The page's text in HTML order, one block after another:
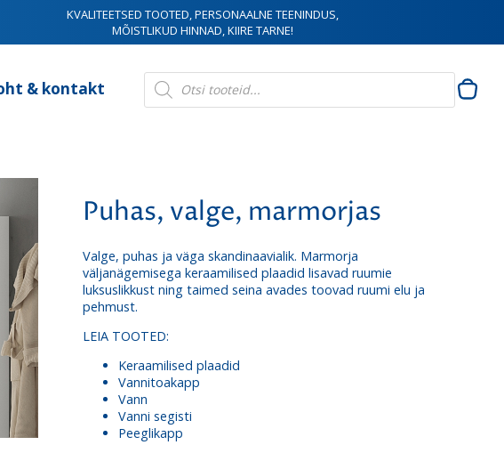
KVALITEETSED TOOTED, PERSONAALNE TEENINDUS,
MÕISTLIKUD HINNAD, KIIRE TARNE!
& kontakt
Products
search
Puhas, valge, marmorjas
Valge, puhas ja väga skandinaavialik. Marmorja
väljanägemisega keraamilised plaadid lisavad ruumie
luksuslikkust ning taimed seina avades toovad ruumi elu ja
pehmust.
LEIA TOOTED:
Keraamilised plaadid
Vannitoakapp
Vann
Vanni segisti
Peeglikapp